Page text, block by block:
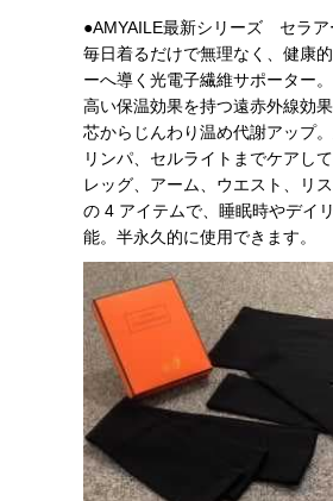
●AMYAILE最新シリーズ セラア
毎日着るだけで無理なく、健康
ーへ導く光電子繊維サポーター。
高い保温効果を持つ遠赤外線効
芯からじんわり温め代謝アップ。
リンパ、セルライトまでケアして
レッグ、アーム、ウエスト、リ
の 4 アイテムで、睡眠時やデイ
能。半永久的に使用できます。